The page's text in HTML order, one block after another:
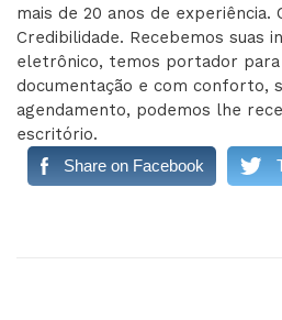
mais de 20 anos de experiência.
Credibilidade. Recebemos suas
eletrônico, temos portador para
documentação e com conforto,
agendamento, podemos lhe
escritório.
Share on Facebook